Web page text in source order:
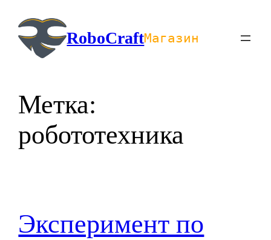
содержимомуRoboCraftМагазин
Метка:
робототехника
Эксперимент по